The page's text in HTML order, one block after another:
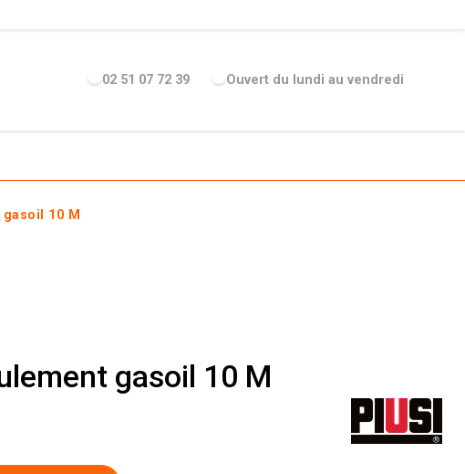
02 51 07 72 39 Ouvert du lundi au vendredi
10 M
gasoil 10 M